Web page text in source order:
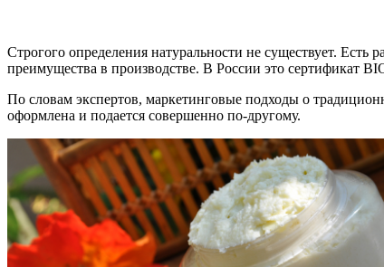
Строгого определения натуральности не существует.
преимущества в производстве. В России это сертификат
По словам экспертов, маркетинговые подходы о
оформлена и подается совершенно по-другому.